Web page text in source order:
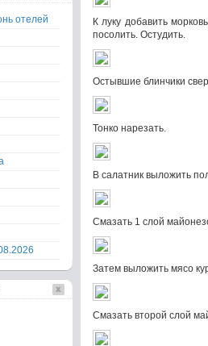
К луку добавить
посолить. Остудить.
Остывшие блинчики
Тонко нарезать.
В салатник выложить
Смазать 1 слой
Затем выложить мясо
Смазать второй слой
отелей